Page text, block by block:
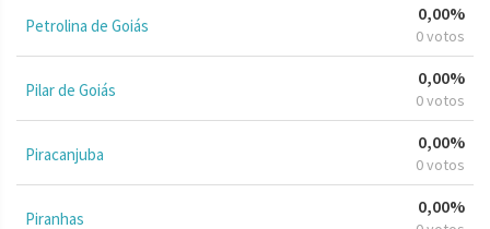
Petrolina de Goiás
0,00%
0 votos
Pilar de Goiás
0,00%
0 votos
Piracanjuba
0,00%
0 votos
Piranhas
0,00%